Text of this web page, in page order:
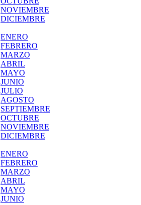
NOVIEMBRE
DICIEMBRE
ENERO
FEBRERO
MARZO
ABRIL
MAYO
JUNIO
JULIO
AGOSTO
SEPTIEMBRE
OCTUBRE
NOVIEMBRE
DICIEMBRE
ENERO
FEBRERO
MARZO
ABRIL
MAYO
JUNIO